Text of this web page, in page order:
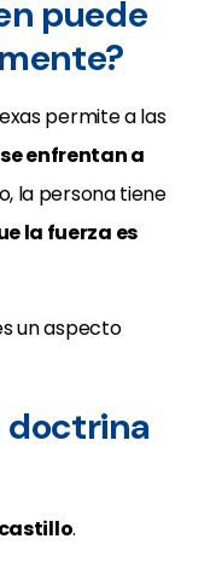
puede
permite a las
enfrentan a
la persona tiene
la fuerza es
un aspecto
doctrina
.